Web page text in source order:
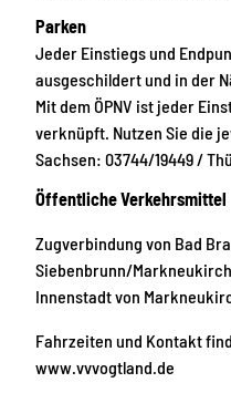
Parken
Jeder Einstiegs und
ausgeschildert und in der
Mit dem ÖPNV ist jeder
verknüpft. Nutzen Sie die
Sachsen: 03744/19449 /
Öffentliche Verkehrsmittel
Zugverbindung von Bad
Siebenbrunn/
Innenstadt von
Fahrzeiten und Kontakt
www.vvvogtland.de